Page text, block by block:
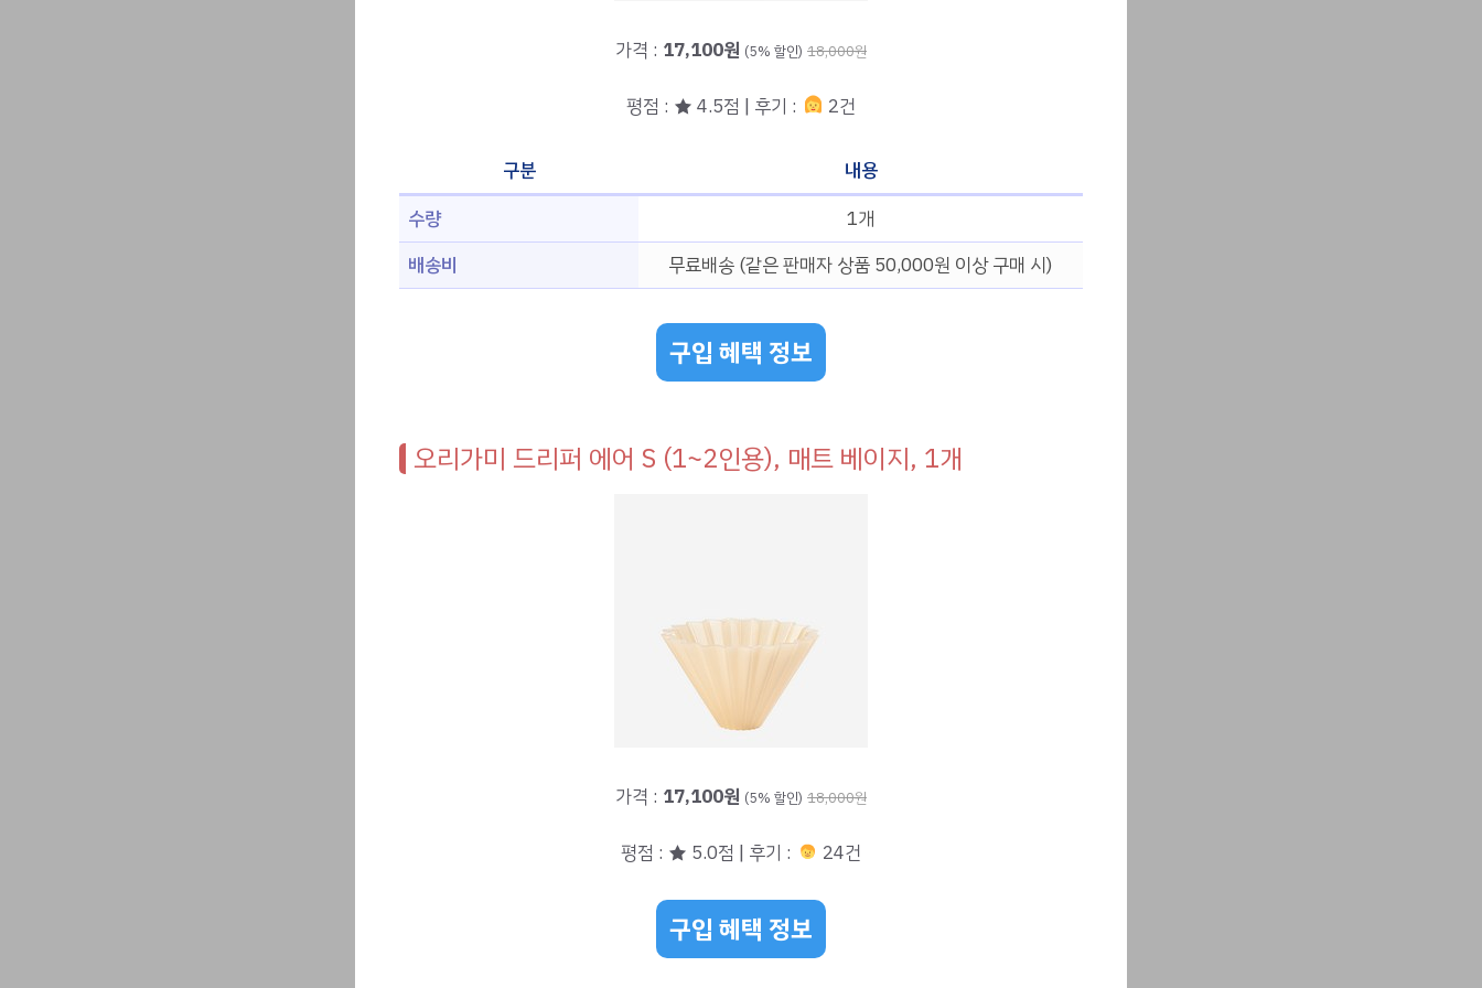
가격 : 17,100원 (5% 할인) 18,000원
평점 : ★ 4.5점 | 후기 : 2건
구분
내용
수량
1개
배송비
무료배송 (같은 판매자 상품 50,000원 이상 구매 시)
구입 혜택 정보
오리가미 드리퍼 에어 S (1~2인용), 매트 베이지, 1개
가격 : 17,100원 (5% 할인) 18,000원
평점 : ★ 5.0점 | 후기 : 24건
구입 혜택 정보